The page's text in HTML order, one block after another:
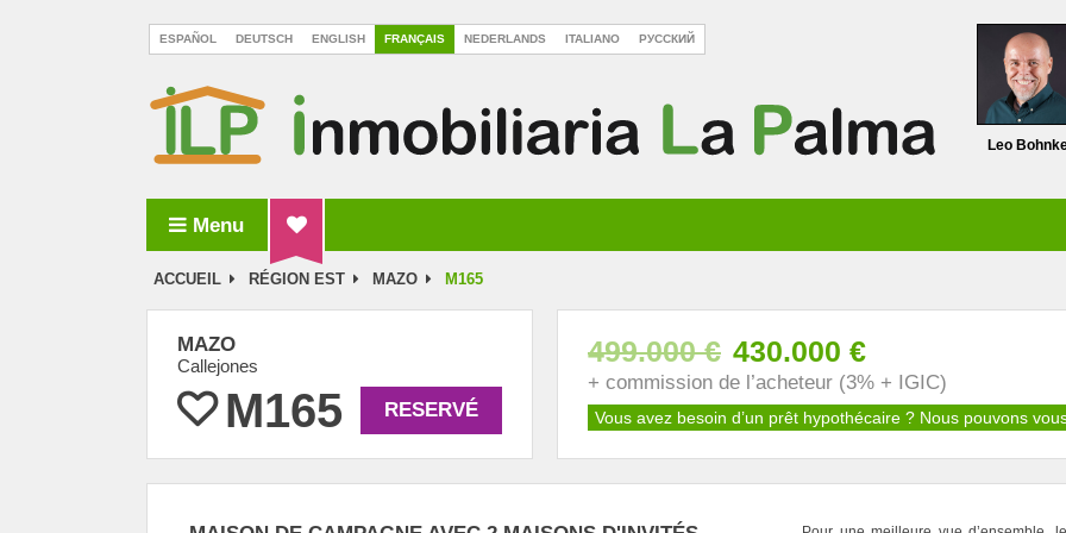
ILP Inmobiliaria La Palma
Leo
ESPAÑOL DEUTSCH ENGLISH FRANÇAIS NEDERLANDS ITALIANO РУССКИЙ
Menu
ACCUEIL RÉGION EST MAZO M165
MAZO
Callejones
M165 RESERVÉ
499.000 € 430.000 €
+ commission de l’acheteur (3% + IGIC)
Vous avez besoin d’un prêt hypothécaire ? Nous pouvons